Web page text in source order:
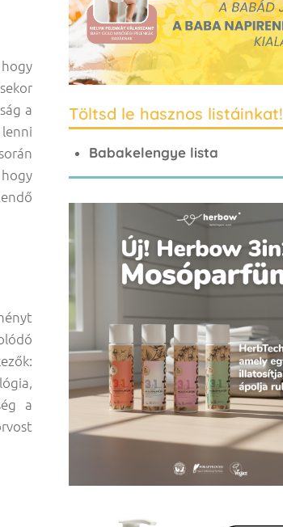
a
a
Töltsd le hasznos listáinkat!
Babakelengye lista